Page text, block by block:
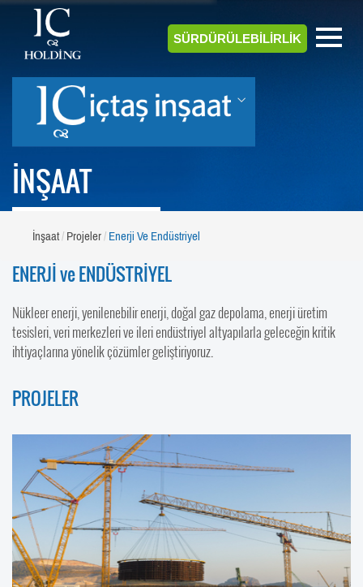
SÜRDÜRÜLEBİLİRLİK
İNŞAAT
İnşaat Projeler Enerji Ve Endüstriyel
ENERJİ ve ENDÜSTRİYEL
Nükleer enerji, yenilenebilir enerji, doğal gaz depolama, enerji üretim
tesisleri, veri merkezleri ve ileri endüstriyel altyapılarla geleceğin kritik
ihtiyaçlarına yönelik çözümler geliştiriyoruz.
PROJELER